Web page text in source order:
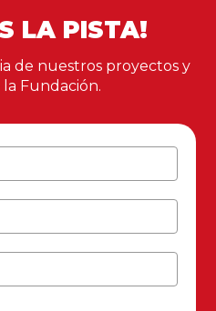
LA PISTA!
de nuestros proyectos y
la Fundación.